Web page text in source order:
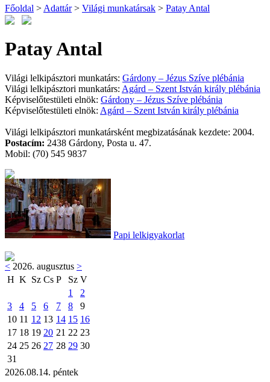
Főoldal > Adattár> Világi munkatársak > Patay Antal
Patay Antal
Világi lelkipásztori munkatárs: Gárdony – Jézus Szíve plébánia
Világi lelkipásztori munkatárs: Agárd – Szent István király plébánia
Képviselőtestületi elnök: Gárdony – Jézus Szíve plébánia
Képviselőtestületi elnök: Agárd – Szent István király plébánia
Világi lelkipásztori munkatársként megbizatásának kezdete: 2004.
Postacím: 2438 Gárdony, Posta u. 47.
Mobil: (70) 545 9837
Papi lelkigyakorlat
< 2026. augusztus >
H K Sz Cs P Sz V
1
2
3
4 5 6 7 8
9
10 11 12 13 14 15 16
17 18 19 20 21 22 23
24 25 26 27 28 29 30
31
2026.08.14. péntek